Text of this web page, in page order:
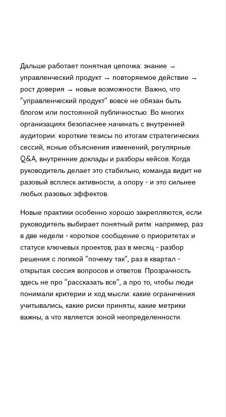
Дальше работает понятная цепочка: знание →
управленческий продукт → повторяемое действие →
рост доверия → новые возможности. Важно, что
"управленческий продукт" вовсе не обязан быть
блогом или постоянной публичностью. Во многих
организациях безопаснее начинать с внутренней
аудитории: короткие тезисы по итогам стратегических
сессий, ясные объяснения изменений, регулярные
Q&A, внутренние доклады и разборы кейсов. Когда
руководитель делает это стабильно, команда видит не
разовый всплеск активности, а опору - и это сильнее
любых разовых эффектов.
Новые практики особенно хорошо закрепляются, если
руководитель выбирает понятный ритм: например, раз
в две недели - короткое сообщение о приоритетах и
статусе ключевых проектов, раз в месяц - разбор
решения с логикой "почему так", раз в квартал -
открытая сессия вопросов и ответов. Прозрачность
здесь не про "рассказать все", а про то, чтобы люди
понимали критерии и ход мысли: какие ограничения
учитывались, какие риски приняты, какие метрики
важны, а что является зоной неопределенности.